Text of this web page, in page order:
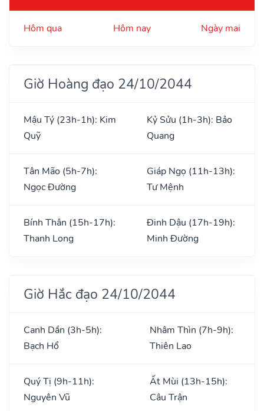
Hôm qua Hôm nay Ngày mai
Giờ Hoàng đạo 24/10/2044
Mậu Tý (23h-1h): Kim
Quỹ
Kỷ Sửu (1h-3h): Bảo
Quang
Tân Mão (5h-7h):
Ngọc Đường
Giáp Ngọ (11h-13h):
Tư Mệnh
Bính Thân (15h-17h):
Thanh Long
Đinh Dậu (17h-19h):
Minh Đường
Giờ Hắc đạo 24/10/2044
Canh Dần (3h-5h):
Bạch Hổ
Nhâm Thìn (7h-9h):
Thiên Lao
Quý Tị (9h-11h):
Nguyên Vũ
Ất Mùi (13h-15h):
Câu Trận